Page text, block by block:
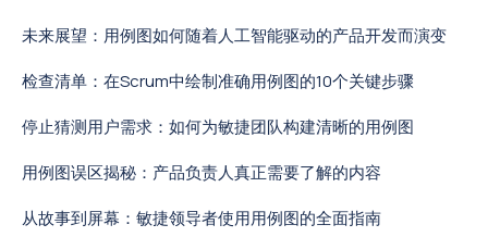
未来展望：用例图如何随着人工智能驱动的产品开发而演变
检查清单：在Scrum中绘制准确用例图的10个关键步骤
停止猜测用户需求：如何为敏捷团队构建清晰的用例图
用例图误区揭秘：产品负责人真正需要了解的内容
从故事到屏幕：敏捷领导者使用用例图的全面指南